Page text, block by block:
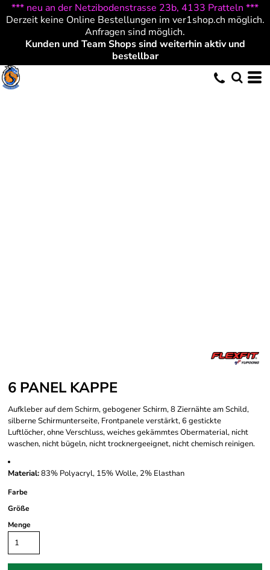
*** neu an der Netzibodenstrasse 23b, 4133 Pratteln ***
Derzeit keine Online Bestellungen im ver1shop.ch möglich.
Anfragen sind möglich.
Kunden und Team Shops sind weiterhin aktiv und
bestellbar
6 PANEL KAPPE
Aufkleber auf dem Schirm, gebogener Schirm, 8 Ziernähte am Schild,
silberne Schirmunterseite, Frontpanele verstärkt, 6 gestickte
Luftlöcher, ohne Verschluss, weiches gekämmtes Obermaterial, nicht
waschen, nicht bügeln, nicht trocknergeeignet, nicht chemisch reinigen.
Material:83% Polyacryl, 15% Wolle, 2% Elasthan
Farbe
Größe
Menge